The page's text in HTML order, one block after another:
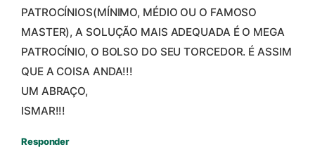
PATROCÍNIOS(MÍNIMO, MÉDIO OU O FAMOSO
MASTER), A SOLUÇÃO MAIS ADEQUADA É O MEGA
PATROCÍNIO, O BOLSO DO SEU TORCEDOR. É ASSIM
QUE A COISA ANDA!!!
UM ABRAÇO,
ISMAR!!!
Responder